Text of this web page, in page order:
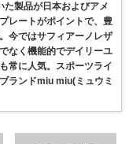
た製品が日本およびアメ
レートがポイントで、豊
今ではサフィアーノレザ
なく機能的でデイリーユ
常に人気。スポーツライ
ランドmiu miu(ミュウミ